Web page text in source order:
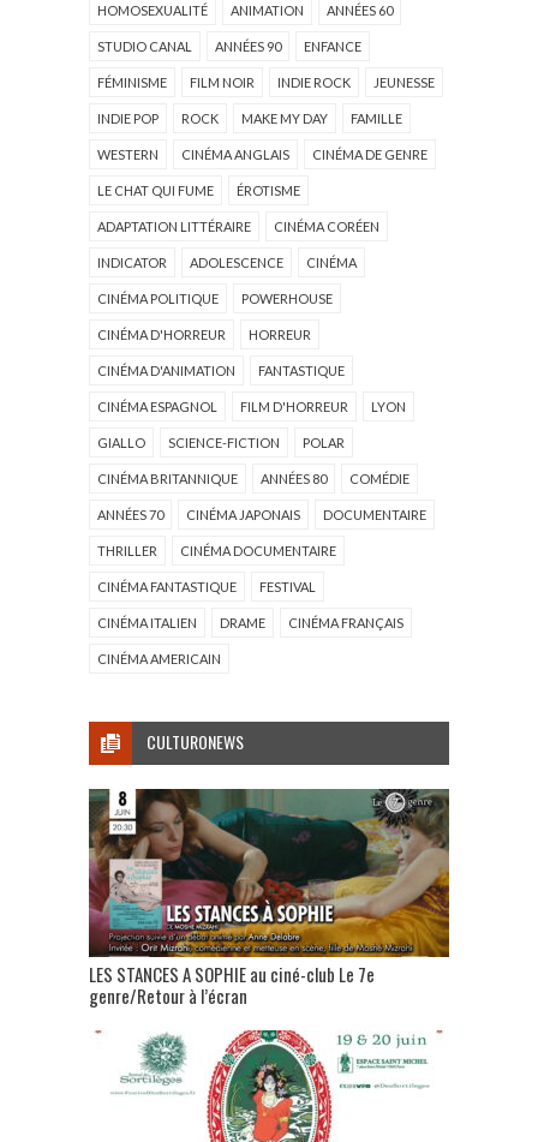
HOMOSEXUALITÉ ANIMATION ANNÉES 60
STUDIO CANAL ANNÉES 90 ENFANCE
FÉMINISME FILM NOIR INDIE ROCK JEUNESSE
INDIE POP ROCK MAKE MY DAY FAMILLE
WESTERN CINÉMA ANGLAIS CINÉMA DE GENRE
LE CHAT QUI FUME ÉROTISME
ADAPTATION LITTÉRAIRE CINÉMA CORÉEN
INDICATOR ADOLESCENCE CINÉMA
CINÉMA POLITIQUE POWERHOUSE
CINÉMA D'HORREUR HORREUR
CINÉMA D'ANIMATION FANTASTIQUE
CINÉMA ESPAGNOL FILM D'HORREUR LYON
GIALLO SCIENCE-FICTION POLAR
CINÉMA BRITANNIQUE ANNÉES 80 COMÉDIE
ANNÉES 70 CINÉMA JAPONAIS DOCUMENTAIRE
THRILLER CINÉMA DOCUMENTAIRE
CINÉMA FANTASTIQUE FESTIVAL
CINÉMA ITALIEN DRAME CINÉMA FRANÇAIS
CINÉMA AMERICAIN
CULTURONEWS
LES STANCES A SOPHIE au ciné-club Le 7e
genre/Retour à l’écran